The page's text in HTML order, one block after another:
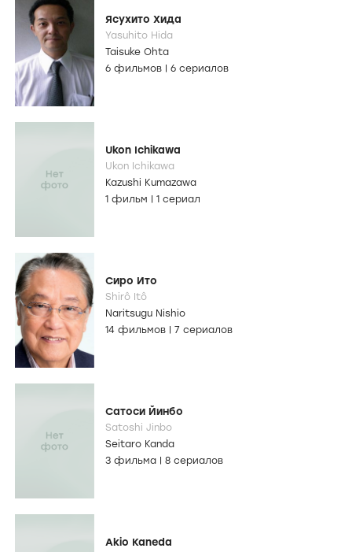
Ясухито Хида
Yasuhito Hida
Taisuke Ohta
6 фильмов
6 сериалов
Ukon Ichikawa
Ukon Ichikawa
Kazushi Kumazawa
1 фильм
1 сериал
Сиро Ито
Shirô Itô
Naritsugu Nishio
14 фильмов
7 сериалов
Сатоси Йинбо
Satoshi Jinbo
Seitaro Kanda
3 фильма
8 сериалов
Akio Kaneda